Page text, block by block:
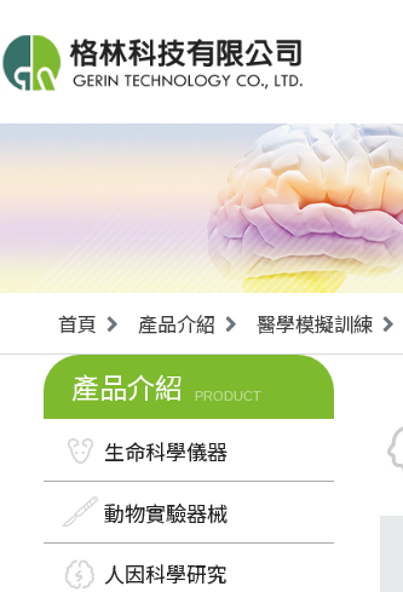
首頁 產品介紹 醫學模擬訓練
產品介紹 PRODUCT
生命科學儀器
動物實驗器械
人因科學研究